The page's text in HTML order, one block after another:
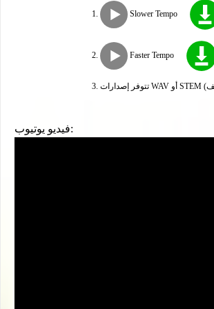
Slower Tempo
Faster Tempo
فيديو يوتيوب: